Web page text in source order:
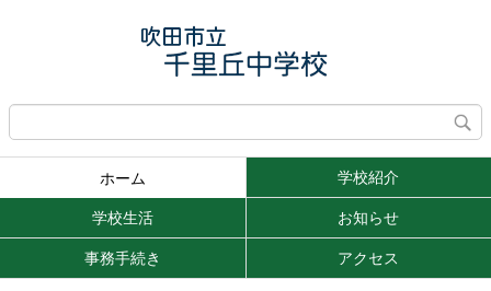
ホーム 学校紹介
学校生活 お知らせ
事務手続き アクセス